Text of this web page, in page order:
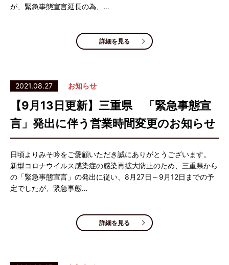
が、緊急事態宣言延長の為、…
詳細を見る
2021.08.27 お知らせ
【9月13日更新】三重県 「緊急事態宣
言」発出に伴う営業時間変更のお知らせ
日頃よりみそ吟をご愛顧いただき誠にありがとうございます。
新型コロナウイルス感染症の感染再拡大防止のため、三重県から
の「緊急事態宣言」の発出に従い、8月27日～9月12日までの予
定でしたが、緊急事態…
詳細を見る